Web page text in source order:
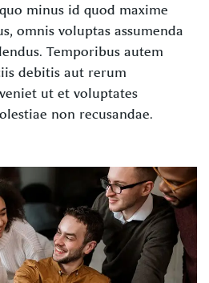
minus id quod maxime
omnis voluptas assumenda
Temporibus autem
debitis aut rerum
ut et voluptates
non recusandae.